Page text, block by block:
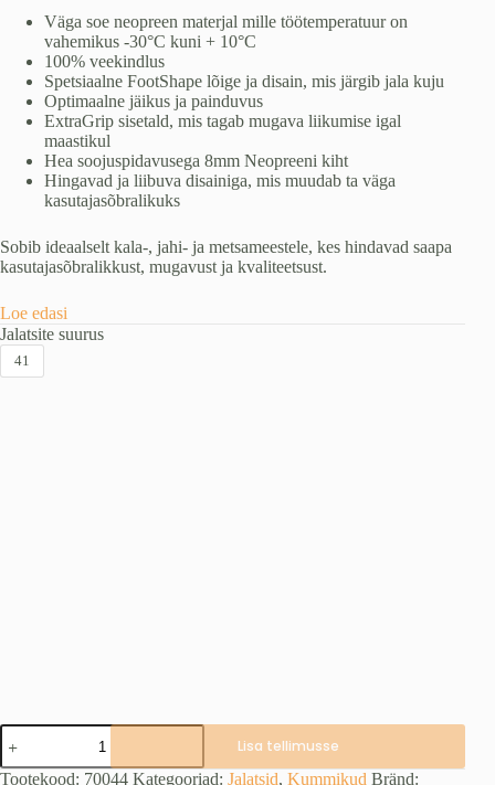
Väga soe neopreen materjal mille töötemperatuur on
vahemikus -30°C kuni + 10°C
100% veekindlus
Spetsiaalne FootShape lõige ja disain, mis järgib jala kuju
Optimaalne jäikus ja painduvus
ExtraGrip sisetald, mis tagab mugava liikumise igal
maastikul
Hea soojuspidavusega 8mm Neopreeni kiht
Hingavad ja liibuva disainiga, mis muudab ta väga
kasutajasõbralikuks
Sobib ideaalselt kala-, jahi- ja metsameestele, kes hindavad saapa
kasutajasõbralikkust, mugavust ja kvaliteetsust.
Loe edasi
Jalatsite suurus
41
Lite
neopreen
jahisaapad
Lisa tellimusse
Tootekood: 70044 Kategooriad: Jalatsid, Kummikud Bränd: